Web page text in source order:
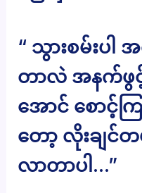
“ သွားစမ်းပ
တာလဲ အနက်ဖွ
အောင် စောင့်
တော့ လိုးချ
လာတာပါ…”